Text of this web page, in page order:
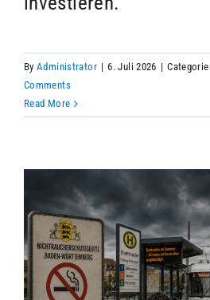
ByAdministrator | 6. Juli 2026 |
Comments
Read More